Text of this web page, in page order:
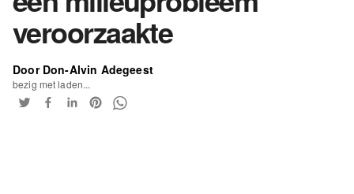
veroorzaakte
Door Don-Alvin Adegeest
bezig met laden...